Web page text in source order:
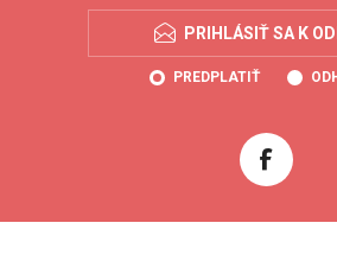
PRIHLÁSIŤ SA K
PREDPLATIŤ